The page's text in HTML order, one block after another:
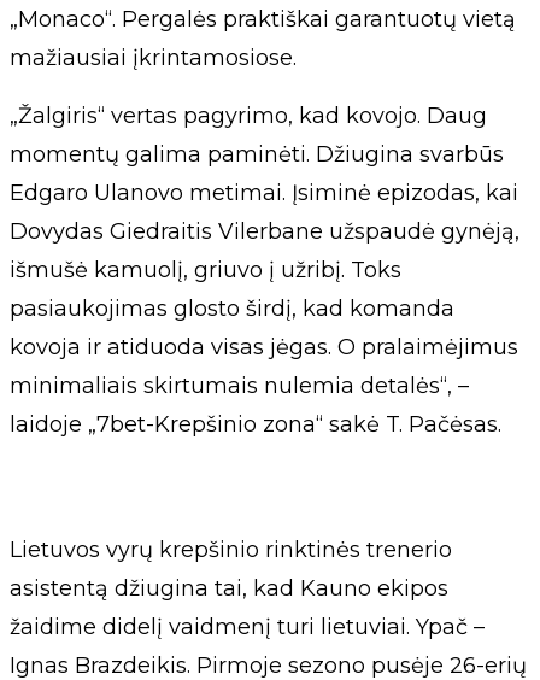
„Monaco“. Pergalės praktiškai garantuotų vietą
mažiausiai įkrintamosiose.
„Žalgiris“ vertas pagyrimo, kad kovojo. Daug
momentų galima paminėti. Džiugina svarbūs
Edgaro Ulanovo metimai. Įsiminė epizodas, kai
Dovydas Giedraitis Vilerbane užspaudė gynėją,
išmušė kamuolį, griuvo į užribį. Toks
pasiaukojimas glosto širdį, kad komanda
kovoja ir atiduoda visas jėgas. O pralaimėjimus
minimaliais skirtumais nulemia detalės“, –
laidoje „7bet-Krepšinio zona“ sakė T. Pačėsas.
Lietuvos vyrų krepšinio rinktinės trenerio
asistentą džiugina tai, kad Kauno ekipos
žaidime didelį vaidmenį turi lietuviai. Ypač –
Ignas Brazdeikis. Pirmoje sezono pusėje 26-erių